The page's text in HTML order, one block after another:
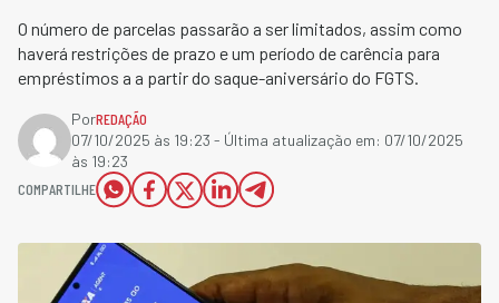
O número de parcelas passarão a ser limitados, assim como
haverá restrições de prazo e um período de carência para
empréstimos a a partir do saque-aniversário do FGTS.
PorREDAÇÃO
07/10/2025 às 19:23 - Última atualização em: 07/10/2025
às 19:23
COMPARTILHE